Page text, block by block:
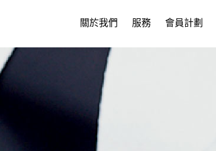
關於我們 服務 會員計劃